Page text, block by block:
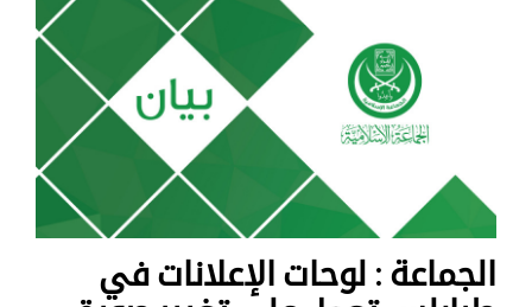
الجماعة : لوحات الإعلانات في